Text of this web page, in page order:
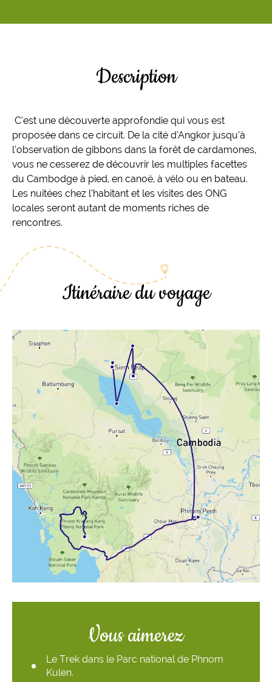
Description
C’est une découverte approfondie qui vous est
proposée dans ce circuit. De la cité d’Angkor jusqu’à
l’observation de gibbons dans la forêt de cardamones,
vous ne cesserez de découvrir les multiples facettes
du Cambodge à pied, en canoë, à vélo ou en bateau.
Les nuitées chez l’habitant et les visites des ONG
locales seront autant de moments riches de
rencontres.
Itinéraire du voyage
Vous aimerez
Le Trek dans le Parc national de Phnom
Kulen.